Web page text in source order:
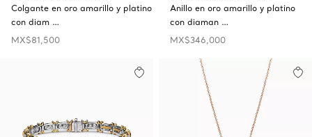
Colgante en oro amarillo y platino
con diam …
MX$81,500
Anillo en oro amarillo y platino
con diaman …
MX$346,000